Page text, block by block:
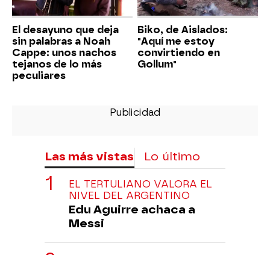
El desayuno que deja
sin palabras a Noah
Cappe: unos nachos
tejanos de lo más
peculiares
Biko, de Aislados:
"Aquí me estoy
convirtiendo en
Gollum"
Las más vistas Lo último
EL TERTULIANO VALORA EL
NIVEL DEL ARGENTINO
Edu Aguirre achaca a
Messi